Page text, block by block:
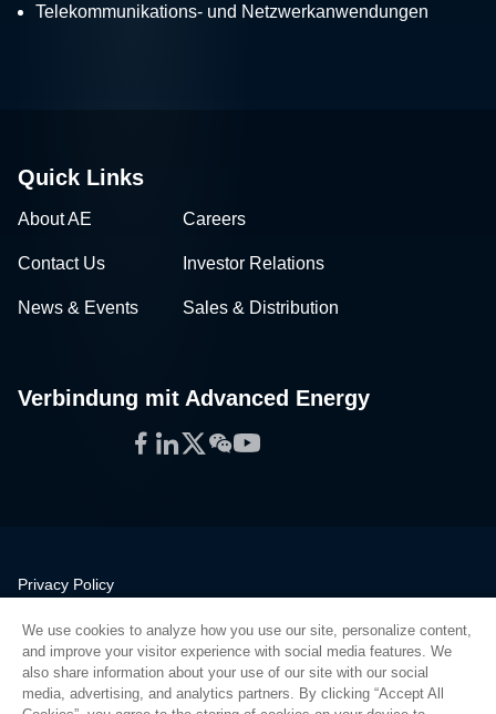
Telekommunikations- und Netzwerkanwendungen
Quick Links
About AE Careers
Contact Us Investor Relations
News & Events Sales & Distribution
Verbindung mit Advanced Energy
Facebook
LinkedIn
Twitter
WeChat
YouTube
Privacy Policy
Quality
Sitemap
Supplier Portal
We use cookies to analyze how you use our site, personalize content,
and improve your visitor experience with social media features. We
also share information about your use of our site with our social
media, advertising, and analytics partners. By clicking “Accept All